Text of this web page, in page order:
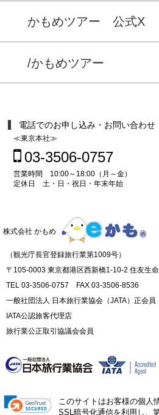
かもめツアー 公式X
/かもめツアー
電話でのお申し込み・お問い合わせ
≪東京本社≫
03-3506-0757
営業時間 10:00～18:00（月～金）
定休日 土・日・祝日・年末年始
株式会社 かもめ
（観光庁長官登録旅行業第1009号）
〒105-0003 東京都港区西新橋1-10-2 住友生
TEL 03-3506-0757 FAX 03-3506-8536
一般社団法人 日本旅行業協会（JATA）正会員
IATA公認旅客代理店
旅行業公正取引協議会会員
このサイトはお客様の個人
SSL暗号化通信を利用し、